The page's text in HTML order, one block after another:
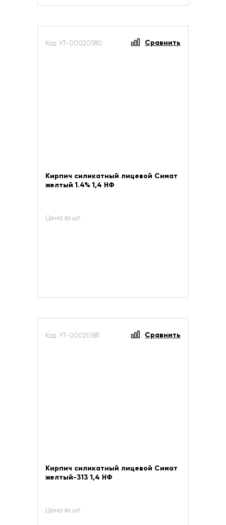
Код: УТ-00020580 Сравнить
Кирпич силикатный лицевой Симат
желтый 1.4% 1,4 НФ
Цена за шт
Код: УТ-00020581 Сравнить
Кирпич силикатный лицевой Симат
желтый-313 1,4 НФ
Цена за шт